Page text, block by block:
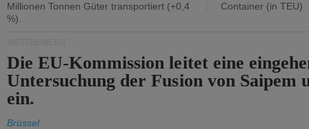
Millionen Tonnen Güter transportiert (+0,4
%).
Container (in TEU)
Die EU-Kommission leitet eine
Untersuchung der Fusion von Saipem
ein.
Brüssel